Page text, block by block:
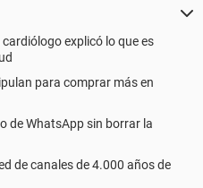
explicó lo que es
para comprar más en
de WhatsApp sin borrar la
de canales de 4.000 años de